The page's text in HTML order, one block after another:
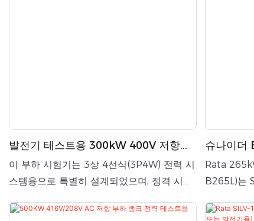
발전기 테스트용 300kW 400V 저항성
교류 부하 뱅크
이 부하 시험기는 3상 4선식(3P4W) 전력 시
스템용으로 특별히 설계되었으며, 정격 시험
다. 고성능 시험 부하로서 발전기, 무정전 전
슈나이더
하 뱅크
Rata
B265L)는
입력을 지